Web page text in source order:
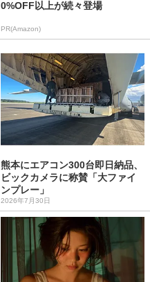
0%OFF以上が続々登場
PR(Amazon)
熊本にエアコン300台即日納品、
ビックカメラに称賛「大ファイ
ンプレー」
2026年7月30日